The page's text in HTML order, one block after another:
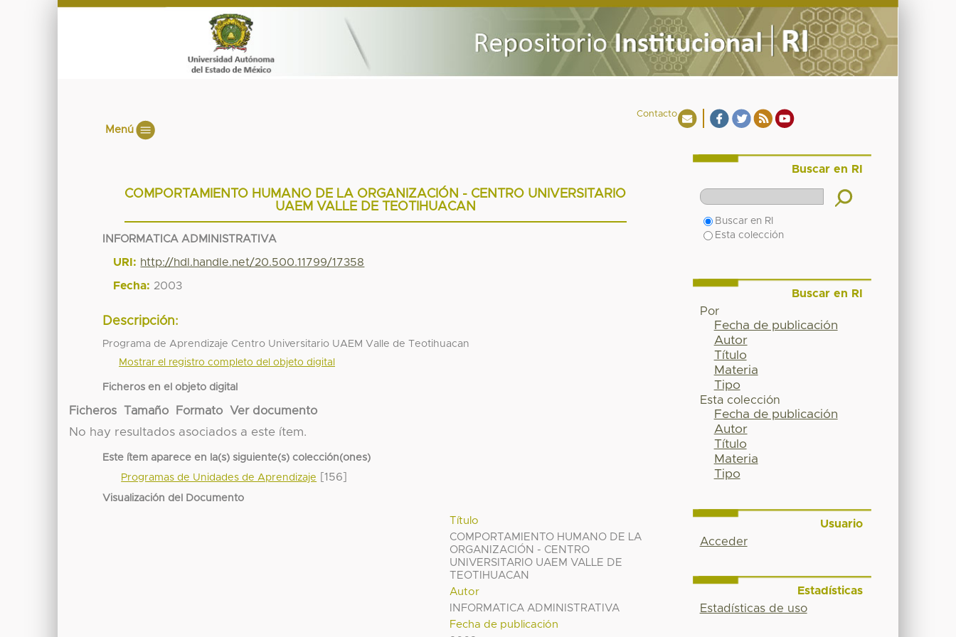
Contacto
Menú
COMPORTAMIENTO HUMANO DE LA ORGANIZACIÓN - CENTRO UNIVERSITARIO
UAEM VALLE DE TEOTIHUACAN
INFORMATICA ADMINISTRATIVA
URI: http://hdl.handle.net/20.500.11799/17358
Fecha: 2003
Descripción:
Programa de Aprendizaje Centro Universitario UAEM Valle de Teotihuacan
Mostrar el registro completo del objeto digital
Ficheros en el objeto digital
Ficheros Tamaño Formato
Ver documento
No hay resultados asociados a este ítem.
Este ítem aparece en la(s) siguiente(s) colección(ones)
Programas de Unidades de Aprendizaje [156]
Visualización del Documento
Título
COMPORTAMIENTO HUMANO DE LA
ORGANIZACIÓN - CENTRO
UNIVERSITARIO UAEM VALLE DE
TEOTIHUACAN
Autor
INFORMATICA ADMINISTRATIVA
Fecha de publicación
Buscar en RI
Buscar en RI
Esta colección
Buscar en RI
Por
Fecha de publicación
Autor
Título
Materia
Tipo
Esta colección
Fecha de publicación
Autor
Título
Materia
Tipo
Usuario
Acceder
Estadísticas
Estadísticas de uso